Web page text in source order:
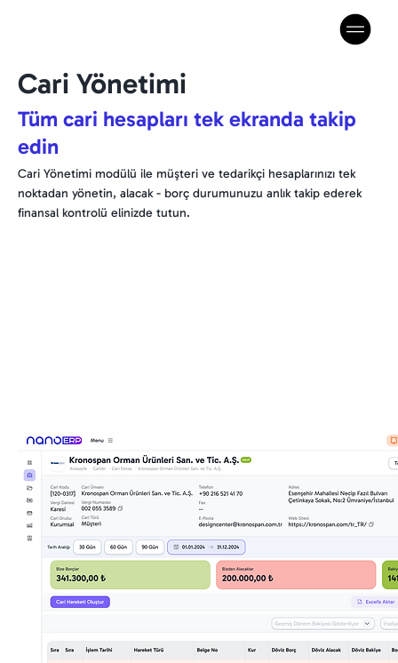
Cari Yönetimi
Tüm cari hesapları tek ekranda takip
edin
Cari Yönetimi modülü ile müşteri ve tedarikçi hesaplarınızı tek
noktadan yönetin, alacak - borç durumunuzu anlık takip ederek
finansal kontrolü elinizde tutun.